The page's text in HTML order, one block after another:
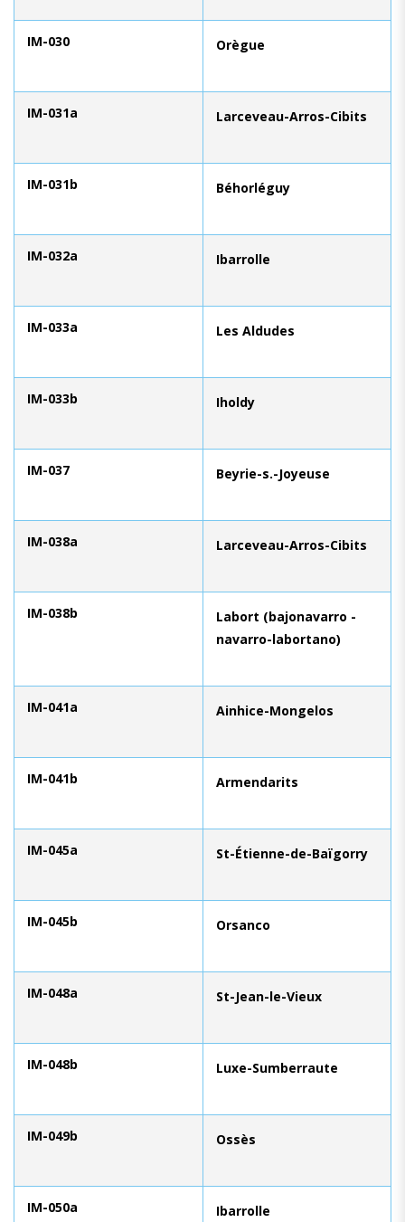
IM-030 Orègue
IM-031a Larceveau-Arros-Cibits
IM-031b Béhorléguy
IM-032a Ibarrolle
IM-033a Les Aldudes
IM-033b Iholdy
IM-037 Beyrie-s.-Joyeuse
IM-038a Larceveau-Arros-Cibits
IM-038b
Labort (bajonavarro -
navarro-labortano)
IM-041a Ainhice-Mongelos
IM-041b Armendarits
IM-045a St-Étienne-de-Baïgorry
IM-045b Orsanco
IM-048a St-Jean-le-Vieux
IM-048b Luxe-Sumberraute
IM-049b Ossès
IM-050a Ibarrolle